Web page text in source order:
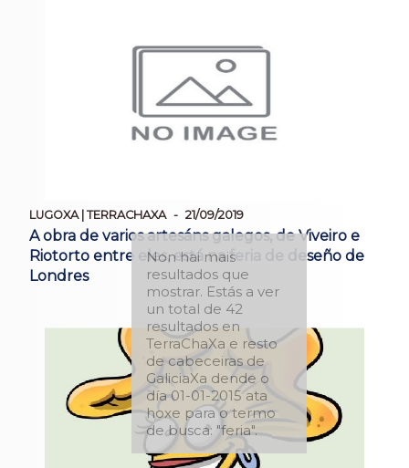
LUGOXA | TERRACHAXA 21/09/2019
A obra de varios artesáns galegos, de Viveiro e
Riotorto entre eles, está na feria de deseño de
Londres
Non hai mais
resultados que
mostrar. Estás a ver
un total de 42
resultados en
TerraChaXa e resto
de cabeceiras de
GaliciaXa dende o
día 01-01-2015 ata
hoxe para o termo
de busca: "feria".